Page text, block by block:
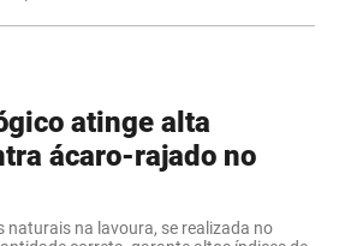
atinge alta
ácaro-rajado no
naturais na lavoura, se realizada no